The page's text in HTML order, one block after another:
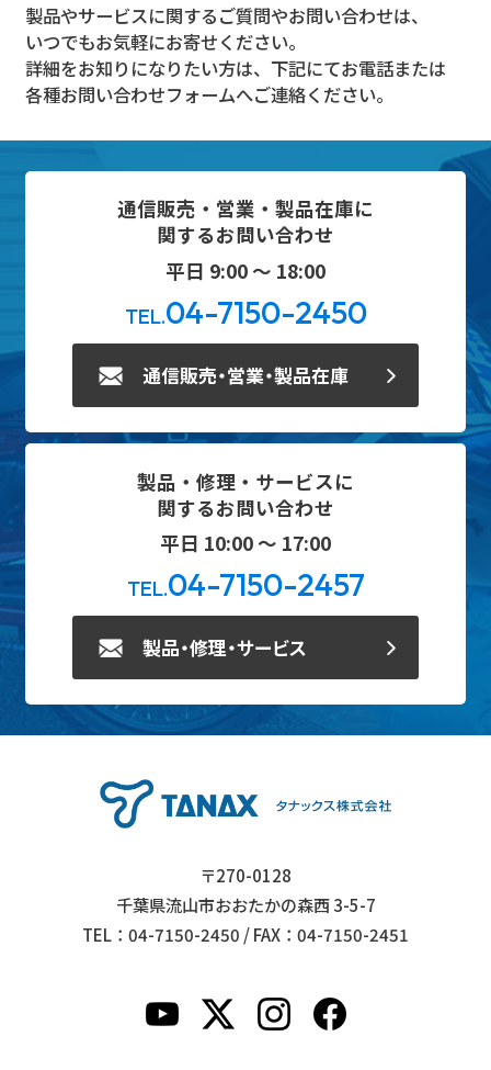
製品やサービスに関するご質問やお問い合わせは、
いつでもお気軽にお寄せください。
詳細をお知りになりたい方は、下記にてお電話または
各種お問い合わせフォームへご連絡ください。
通信販売・営業・製品在庫に
関するお問い合わせ
平日 9:00 ～ 18:00
TEL.04-7150-2450
通信販売・営業・製品在庫
製品・修理・サービスに
関するお問い合わせ
平日 10:00 ～ 17:00
TEL.04-7150-2457
製品・修理・サービス
〒270-0128
千葉県流山市おおたかの森西 3-5-7
TEL：04-7150-2450 / FAX：04-7150-2451